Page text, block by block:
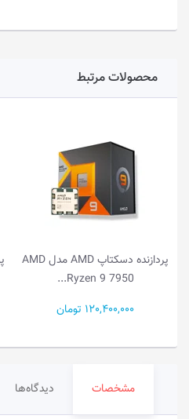
محصولات مرتبط
پردازنده دسکتاپ AMD مدل AMD
Ryzen 9 7950...
120,400,000 تومان
مشخصات دیدگاه‌ها